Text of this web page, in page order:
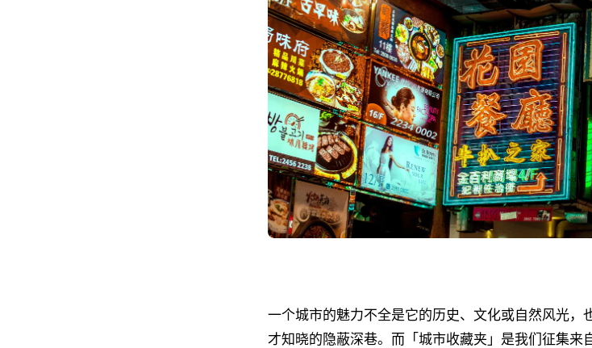
一个城市的魅力不全是它的历史、文化或自然风光，
才知晓的隐蔽深巷。而「城市收藏夹」是我们征集